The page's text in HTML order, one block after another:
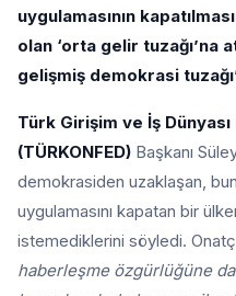
uygulamasının
olan ‘orta gelir tuzağı’na
gelişmiş demokrasi
Türk Girişim ve İş
(TÜRKONFED) Başkanı
demokrasiden uzaklaşan,
uygulamasını kapatan bir
istemediklerini söyledi.
haberleşme özgürlüğüne